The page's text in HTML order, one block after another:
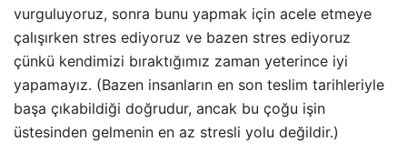
vurguluyoruz, sonra bunu yapmak için acele etmeye
çalışırken stres ediyoruz ve bazen stres ediyoruz
çünkü kendimizi bıraktığımız zaman yeterince iyi
yapamayız. (Bazen insanların en son teslim tarihleriyle
başa çıkabildiği doğrudur, ancak bu çoğu işin
üstesinden gelmenin en az stresli yolu değildir.)